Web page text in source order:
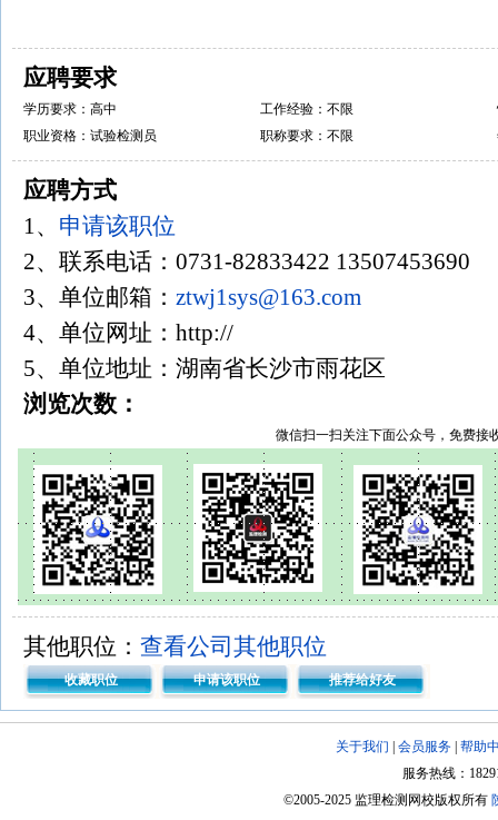
应聘要求
学历要求：高中 工作经验：不限
职业资格：试验检测员
职称要求：不限
应聘方式
1、 申请该职位
2、联系电话：0731-82833422
3、单位邮箱： ztwj1sys@163.com
4、单位网址：http://
5、单位地址：湖南省长沙市雨花区
浏览次数：
微信扫一扫关注下面公众号，免费接
其他职位： 查看公司其他职位
收藏职位 申请该职位 推荐给好友
关于我们 会员服务 帮助
服务热线：
©2005-2025 监理检测网校版权所有